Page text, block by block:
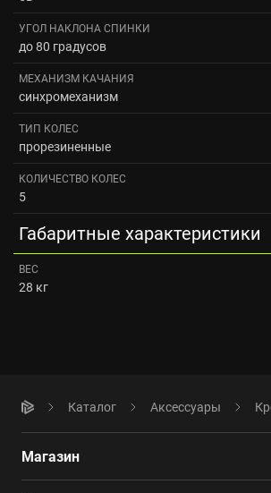
УГОЛ НАКЛОНА СПИНКИ
до 80 градусов
МЕХАНИЗМ КАЧАНИЯ
синхромеханизм
ТИП КОЛЕС
прорезиненные
КОЛИЧЕСТВО КОЛЕС
5
Габаритные характеристики
ВЕС
28 кг
Каталог Аксессуары
Магазин